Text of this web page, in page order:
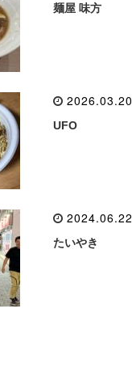
麺屋 味方
2026.03.20
UFO
2024.06.22
たいやき